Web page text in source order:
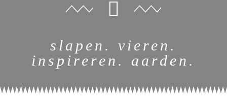
slapen. vieren.
inspireren. aarden.